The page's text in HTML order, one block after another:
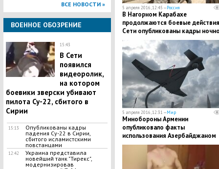
ВСЕ НОВОСТИ »
ВОЕННОЕ ОБОЗРЕНИЕ
15:43
В Сети
появился
видеоролик,
на котором
боевики зверски убивают
пилота Су-22, сбитого в
Сирии
15:13
Опубликованы кадры
падения Су-22 в Сирии,
сбитого исламистскими
повстанцами
12:42
Украина представила
новейший танк "Тирекс",
модернизировав
5 апреля 2016, 12:45 —Россия
В Нагорном Карабахе
продолжаются боевые
Сети опубликованы кадры
наступления азербайджанской
армии
5 апреля 2016, 12:31 —Мир
Минобороны Армении
опубликовало факты
использования Азербайджаном
беспилотника-камикадзе